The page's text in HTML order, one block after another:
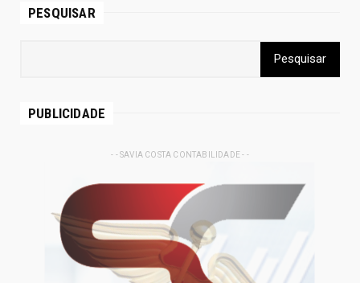
PESQUISAR
PUBLICIDADE
- - SAVIA COSTA CONTABILIDADE - -